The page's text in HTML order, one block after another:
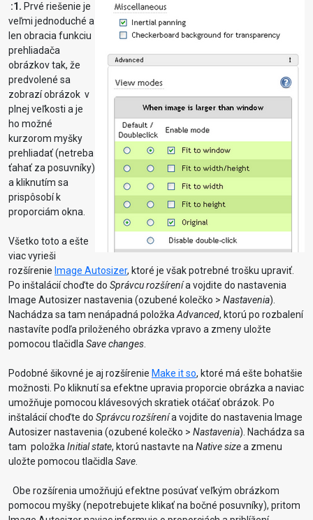
:1. Prvé riešenie je
veľmi jednoduché a
len obracia funkciu
prehliadača
obrázkov tak, že
predvolené sa
zobrazí obrázok v
plnej veľkosti a je
ho možné
kurzorom myšky
prehliadať (netreba
ťahať za posuvníky)
a kliknutím sa
prispôsobí k
proporciám okna.
Všetko toto a ešte
viac vyrieši
rozšírenie Image Autosizer, ktoré je však potrebné trošku upraviť.
Po inštalácií choďte do Správcu rozšírenía vojdite do nastavenia
Image Autosizer nastavenia (ozubené kolečko > Nastavenia).
Nachádza sa tam nenápadná položka Advanced, ktorú po rozbalení
nastavíte podľa priloženého obrázka vpravo a zmeny uložte
pomocou tlačidla Save changes
Podobné šikovné je aj rozšírenie Make it so, ktoré má ešte bohatšie
možnosti. Po kliknutí sa efektne upravia proporcie obrázka a naviac
umožňuje pomocou klávesových skratiek otáčať obrázok. Po
inštalácií choďte do Správcu rozšírenía vojdite do nastavenia Image
Autosizer nastavenia (ozubené kolečko > Nastavenia). Nachádza sa
tam položka Initial state, ktorú nastavte na Native sizea zmenu
uložte pomocou tlačidla Save
Obe rozšírenia umožňujú efektne posúvať veľkým obrázkom
pomocou myšky (nepotrebujete klikať na bočné posuvníky), pritom